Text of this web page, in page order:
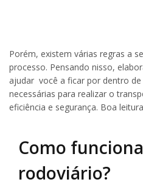
Porém, existem várias regras a
processo. Pensando nisso,
ajudar você a ficar por dentro
necessárias para realizar o
eficiência e segurança. Boa
Como
rodoviário?